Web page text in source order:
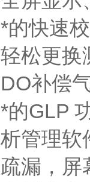
*的快速
轻松更换
DO补偿
*的GLP
析管理软
疏漏，屏